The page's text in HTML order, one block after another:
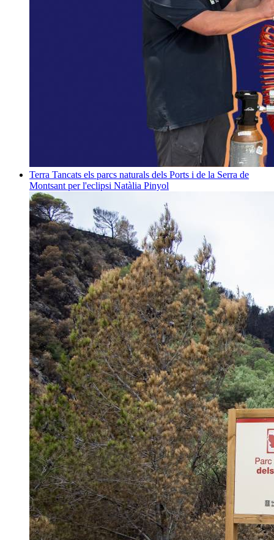
Terra Tancats els parcs naturals dels Ports i de la Serra de
Montsant per l'eclipsi Natàlia Pinyol